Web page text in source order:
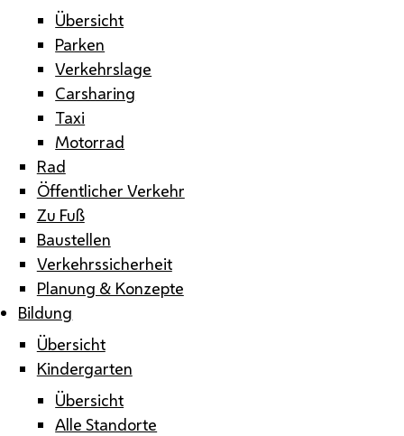
Übersicht
Parken
Verkehrslage
Carsharing
Taxi
Motorrad
Rad
Öffentlicher Verkehr
Zu Fuß
Baustellen
Verkehrssicherheit
Planung & Konzepte
Bildung
Übersicht
Kindergarten
Übersicht
Alle Standorte